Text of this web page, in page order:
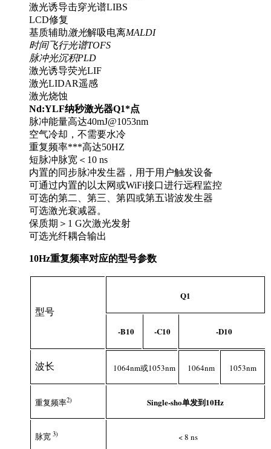
激光诱导击穿光谱LIBS
LCD修复
基质辅助激光解吸电离MALDI
时间飞行光谱TOFS
脉冲光沉积PLD
激光诱导荧光LIF
激光LIDAR遥感
激光烧蚀
Nd:YLF纳秒激光器Q1*点
脉冲能量高达40mJ@1053nm
空气冷却，不需要水冷
重复频率***高达50HZ
短脉冲脉宽＜10 ns
内置的同步脉冲发生器，用于用户触发设备
可通过内置的以太网或WiFi接口进行远程监控
可选的第二、第三、第四或第五谐波发生器
可选激光衰减器。
保质期＞1 G次激光发射
可选光纤耦合输出
10Hz重复频率对应的型号参数
型号
Q1
-B10 -C10 -D10
波长 1064nm或1053nm 1064nm 1053nm
重复频率2) Single-sho单发到10Hz
脉宽3) < 8 ns